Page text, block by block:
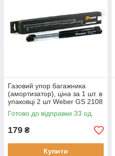
Газовий упор багажника
(амортизатор), ціна за 1 шт. в
упаковці 2 шт Weber GS 2108
для ВАЗ 2108-09, 1111, ИЖ
Готово до відправки 33 од.
179 ₴
Купити